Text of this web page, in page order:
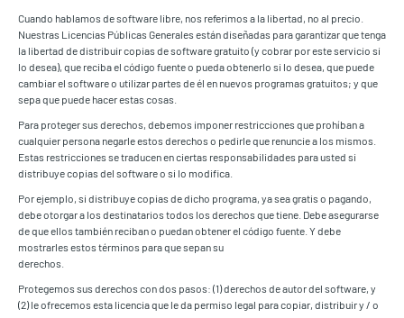
Cuando hablamos de software libre, nos referimos a la libertad, no al precio.
Nuestras Licencias Públicas Generales están diseñadas para garantizar que tenga
la libertad de distribuir copias de software gratuito (y cobrar por este servicio si
lo desea), que reciba el código fuente o pueda obtenerlo si lo desea, que puede
cambiar el software o utilizar partes de él en nuevos programas gratuitos; y que
sepa que puede hacer estas cosas.
Para proteger sus derechos, debemos imponer restricciones que prohíban a
cualquier persona negarle estos derechos o pedirle que renuncie a los mismos.
Estas restricciones se traducen en ciertas responsabilidades para usted si
distribuye copias del software o si lo modifica.
Por ejemplo, si distribuye copias de dicho programa, ya sea gratis o pagando,
debe otorgar a los destinatarios todos los derechos que tiene. Debe asegurarse
de que ellos también reciban o puedan obtener el código fuente. Y debe
mostrarles estos términos para que sepan su
derechos.
Protegemos sus derechos con dos pasos: (1) derechos de autor del software, y
(2) le ofrecemos esta licencia que le da permiso legal para copiar, distribuir y / o